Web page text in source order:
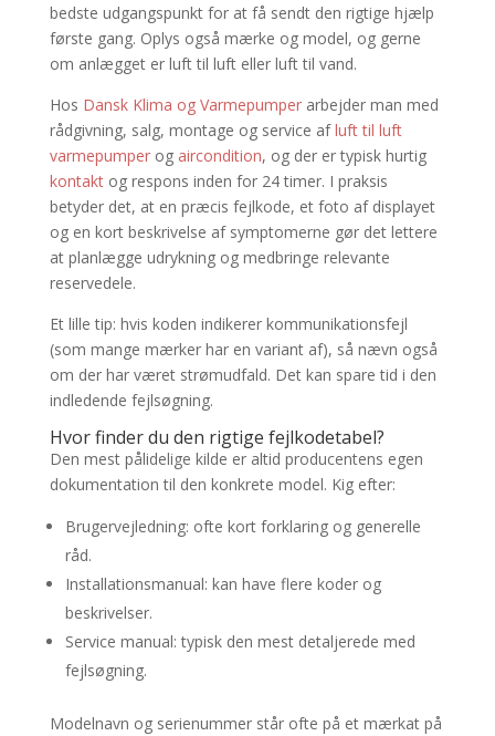
bedste udgangspunkt for at få sendt den rigtige hjælp
første gang. Oplys også mærke og model, og gerne
om anlægget er luft til luft eller luft til vand.
Hos Dansk Klima og Varmepumperarbejder man med
rådgivning, salg, montage og service afluft til luft
varmepumperog aircondition, og der er typisk hurtig
kontaktog respons inden for 24 timer. I praksis
betyder det, at en præcis fejlkode, et foto af displayet
og en kort beskrivelse af symptomerne gør det lettere
at planlægge udrykning og medbringe relevante
reservedele.
Et lille tip: hvis koden indikerer kommunikationsfejl
(som mange mærker har en variant af), så nævn også
om der har været strømudfald. Det kan spare tid i den
indledende fejlsøgning.
Hvor finder du den rigtige fejlkodetabel?
Den mest pålidelige kilde er altid producentens egen
dokumentation til den konkrete model. Kig efter:
Brugervejledning: ofte kort forklaring og generelle
råd.
Installationsmanual: kan have flere koder og
beskrivelser.
Service manual: typisk den mest detaljerede med
fejlsøgning.
Modelnavn og serienummer står ofte på et mærkat på